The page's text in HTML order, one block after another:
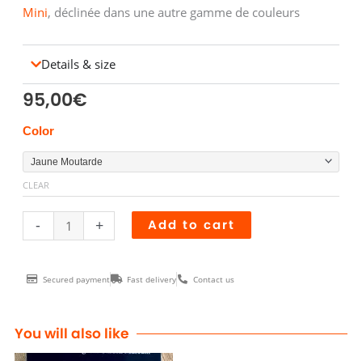
Mini, déclinée dans une autre gamme de couleurs
Details & size
95,00€
Color
CLEAR
-
Lampe
MUSHROOM
Grand
Modèle
quantity
+ Add to cart
Secured payment Fast delivery Contact us
You will also like